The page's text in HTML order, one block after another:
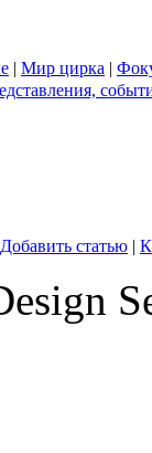
| Мир цирка |
Добавить статью |